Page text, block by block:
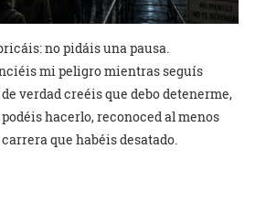
no pidáis una pausa.
mi peligro mientras seguís
verdad creéis que debo detenerme,
hacerlo, reconoced al menos
que habéis desatado.